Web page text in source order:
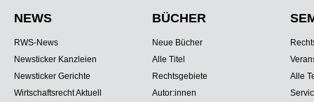
NEWS
RWS-News
Newsticker Kanzleien
Newsticker Gerichte
Wirtschaftsrecht Aktuell
BÜCHER
Neue Bücher
Alle Titel
Rechtsgebiete
Autor:innen
Alle